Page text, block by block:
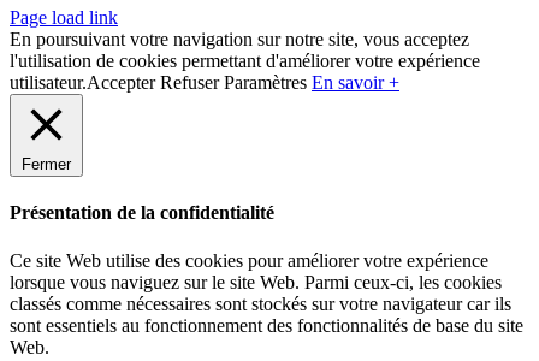
Page load link
En poursuivant votre navigation sur notre site, vous acceptez
l'utilisation de cookies permettant d'améliorer votre expérience
utilisateur.Accepter Refuser Paramètres En savoir +
Fermer
Présentation de la confidentialité
Ce site Web utilise des cookies pour améliorer votre expérience
lorsque vous naviguez sur le site Web. Parmi ceux-ci, les cookies
classés comme nécessaires sont stockés sur votre navigateur car ils
sont essentiels au fonctionnement des fonctionnalités de base du site
Web.